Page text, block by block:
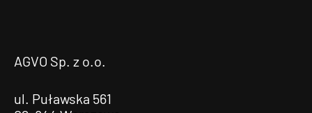
AGVO Sp. z o.o.
ul. Puławska 561